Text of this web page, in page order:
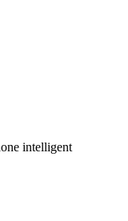
intelligent